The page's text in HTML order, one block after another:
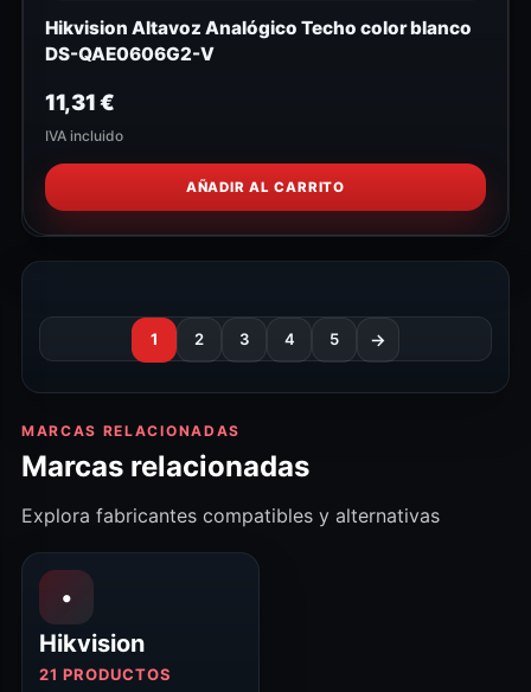
Hikvision Altavoz Analógico Techo color blanco
DS-QAE0606G2-V
11,31€
IVA incluido
AÑADIR AL CARRITO
1 2 3 4 5 →
MARCAS RELACIONADAS
Marcas relacionadas
Explora fabricantes compatibles y alternativas
•
Hikvision
21 PRODUCTOS